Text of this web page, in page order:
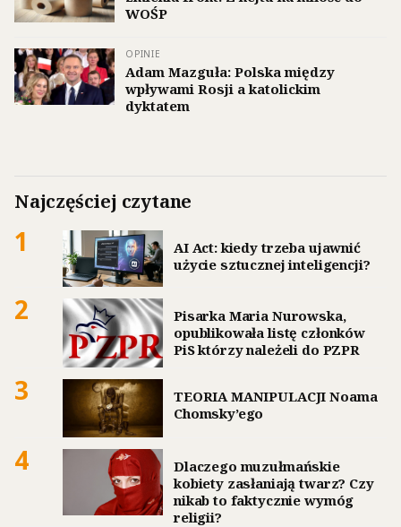
WOŚP
OPINIE
Adam Mazguła: Polska między
wpływami Rosji a katolickim
dyktatem
Najczęściej czytane
1
AI Act: kiedy trzeba ujawnić
użycie sztucznej inteligencji?
2
Pisarka Maria Nurowska,
opublikowała listę członków
PiS którzy należeli do PZPR
3
TEORIA MANIPULACJI Noama
Chomsky’ego
4
Dlaczego muzułmańskie
kobiety zasłaniają twarz? Czy
nikab to faktycznie wymóg
religii?